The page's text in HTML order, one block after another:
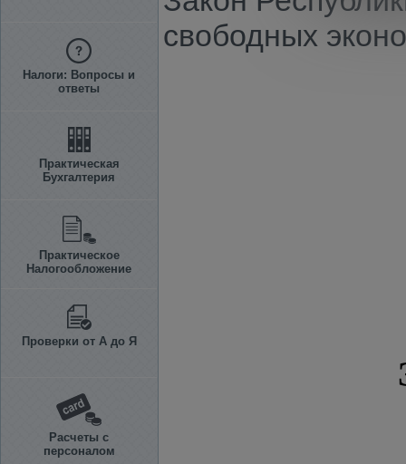
Налоги: Вопросы и
ответы
Практическая
Бухгалтерия
Практическое
Налогообложение
Проверки от А до Я
Расчеты с
персоналом
свободных